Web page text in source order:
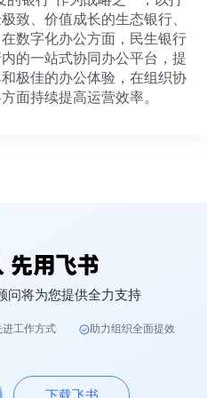
极致、价值成长的生态银行、
在数字化办公方面，民生银行
内的一站式协同办公平台，提
和极佳的办公体验，在组织协
各方面持续提高运营效率。
问将为您提供全力支持
进工作方式 助力组织全面提效